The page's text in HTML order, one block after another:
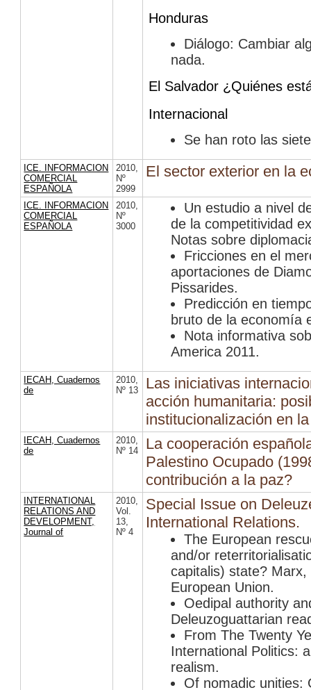
Honduras
Diálogo: Cambiar
nada.
El Salvador ¿Quiénes
Internacional
Se han roto las
ICE. INFORMACION
COMERCIAL
ESPAÑOLA
2010,
Nº
2999
El sector exterior en la
ICE. INFORMACION
COMERCIAL
ESPAÑOLA
2010,
Nº
3000
Un estudio a nivel
de la competitividad
Notas sobre
Fricciones en el
aportaciones de
Pissarides.
Predicción en
bruto de la economía
Nota informativa
America 2011.
IECAH, Cuadernos
de
2010,
Nº 13
Las iniciativas
acción humanitaria:
institucionalización en
IECAH, Cuadernos
de
2010,
Nº 14
La cooperación
Palestino Ocupado
contribución a la paz?
INTERNATIONAL
RELATIONS AND
DEVELOPMENT,
Journal of
2010,
Vol.
13,
Nº 4
Special Issue on
International Relations.
The European
and/or
capitalis) state?
European Union.
Oedipal authority
Deleuzoguattarian
From The Twenty
International Politics:
realism.
Of nomadic unities: